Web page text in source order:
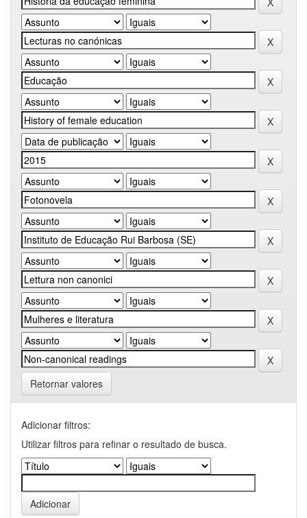
Retornar valores
Adicionar filtros:
Utilizar filtros para refinar o resultado de busca.